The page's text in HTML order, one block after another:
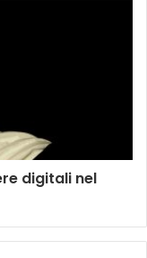
digitali nel